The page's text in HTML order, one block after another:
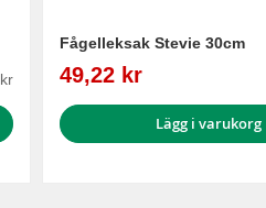
Fågelleksak Stevie 30cm
Reapris
49,22 kr
Lägg i varukorg